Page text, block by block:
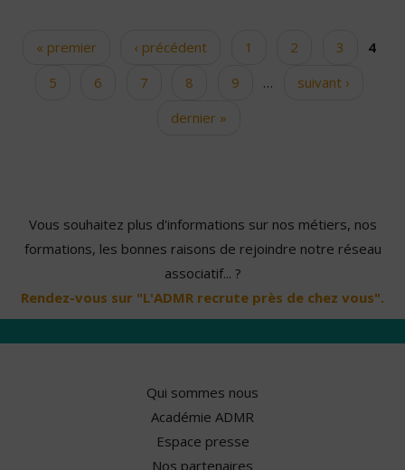
Pages« premier ‹ précédent 1 2 3
4
5
6 7 8 9 …
suivant ›
dernier »
Vous souhaitez plus d'informations sur nos métiers, nos
formations, les bonnes raisons de rejoindre notre réseau
associatif... ?
Rendez-vous sur "L'ADMR recrute près de chez vous".
Qui sommes nous
Académie ADMR
Espace presse
Nos partenaires